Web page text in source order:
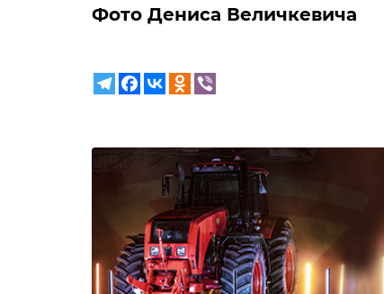
Фото Дениса Величкевича